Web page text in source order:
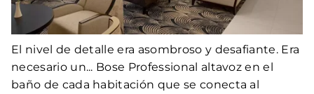
El nivel de detalle era asombroso y desafiante. Era
necesario un... Bose Professional altavoz en el
baño de cada habitación que se conecta al